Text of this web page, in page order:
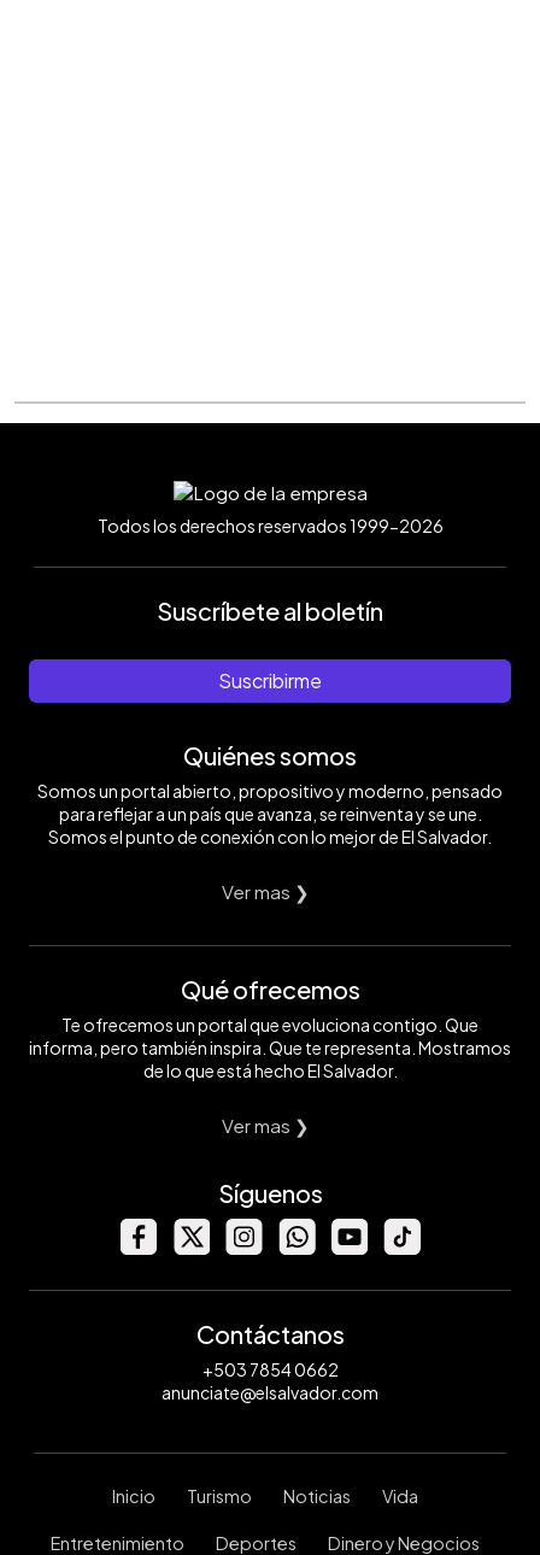
Todos los derechos reservados 1999-2026
Suscríbete al boletín
Suscribirme
Quiénes somos
Somos un portal abierto, propositivo y moderno, pensado
para reflejar a un país que avanza, se reinventa y se une.
Somos el punto de conexión con lo mejor de El Salvador.
Ver mas ❯
Qué ofrecemos
Te ofrecemos un portal que evoluciona contigo. Que
informa, pero también inspira. Que te representa. Mostramos
de lo que está hecho El Salvador.
Ver mas ❯
Síguenos
Contáctanos
+503 7854 0662
anunciate@elsalvador.com
Inicio Turismo Noticias Vida
Entretenimiento Deportes Dinero y Negocios